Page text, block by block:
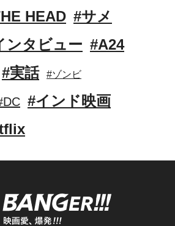
HEAD #サメ
ンタビュー #A24
#実話 #ゾンビ
#インド映画